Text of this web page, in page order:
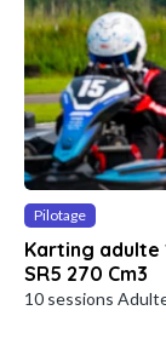
Pilotage
Karting adulte
SR5 270 Cm3
10 sessions